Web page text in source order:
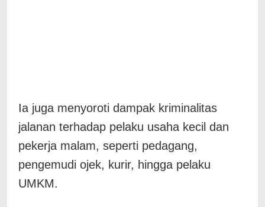
Ia juga menyoroti dampak kriminalitas
jalanan terhadap pelaku usaha kecil dan
pekerja malam, seperti pedagang,
pengemudi ojek, kurir, hingga pelaku
UMKM.